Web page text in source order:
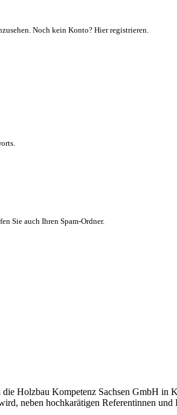
Noch kein Konto? Hier registrieren.
Sie auch Ihren Spam-Ordner.
Holzbau Kompetenz Sachsen GmbH in
neben hochkarätigen Referentinnen